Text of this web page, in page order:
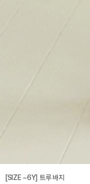
[SIZE ~6Y] 트루 바지